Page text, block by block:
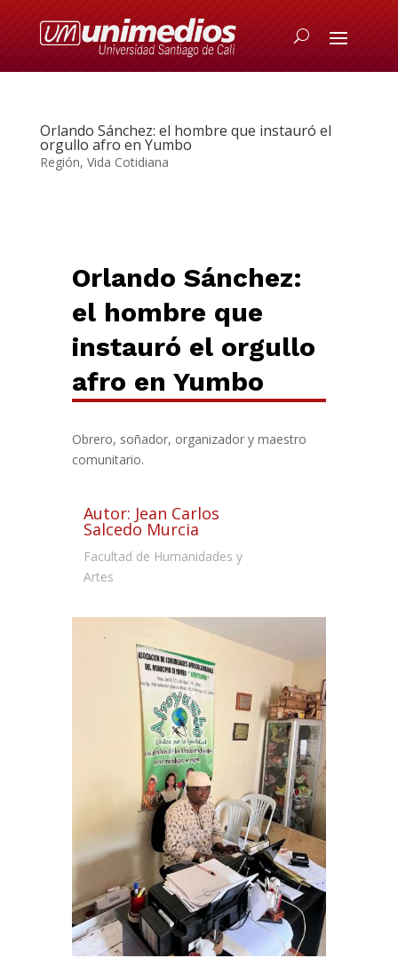
Orlando Sánchez: el hombre que instauró el
orgullo afro en Yumbo
Región, Vida Cotidiana
Orlando Sánchez:
el hombre que
instauró el orgullo
afro en Yumbo
Obrero, soñador, organizador y maestro
comunitario.
Autor: Jean Carlos
Salcedo Murcia
Facultad de Humanidades y
Artes